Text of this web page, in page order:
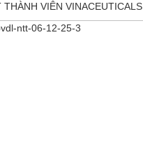
VIÊN VINACEUTICALS